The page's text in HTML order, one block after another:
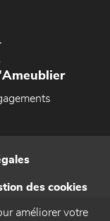
des cookies
améliorer votre